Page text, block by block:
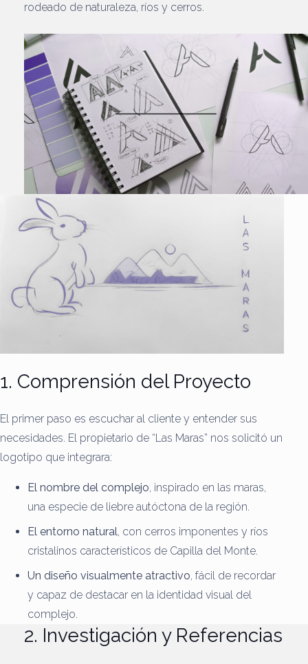
rodeado de naturaleza, ríos y cerros.
1. Comprensión del Proyecto
El primer paso es escuchar al cliente y entender sus
necesidades. El propietario de “Las Maras” nos solicitó un
logotipo que integrara:
El nombre del complejo, inspirado en las maras,
una especie de liebre autóctona de la región.
El entorno natural, con cerros imponentes y ríos
cristalinos característicos de Capilla del Monte.
Un diseño visualmente atractivo, fácil de recordar
y capaz de destacar en la identidad visual del
complejo.
2. Investigación y Referencias